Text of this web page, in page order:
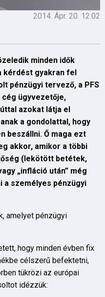
2014. Ápr. 20. 12:02
minden idők
kérdést gyakran fel
pénzügyi tervező, a PFS
ügyvezetője,
azokat látja el
a gondolattal, hogy
beszállni. Ő maga ezt
akkor, amikor a többi
(lekötött betétek,
„infláció után” még
a személyes pénzügyi
amelyet pénzügyi
hogy minden évben fix
célszerű befektetni,
tükrözi az európai
idézzük: